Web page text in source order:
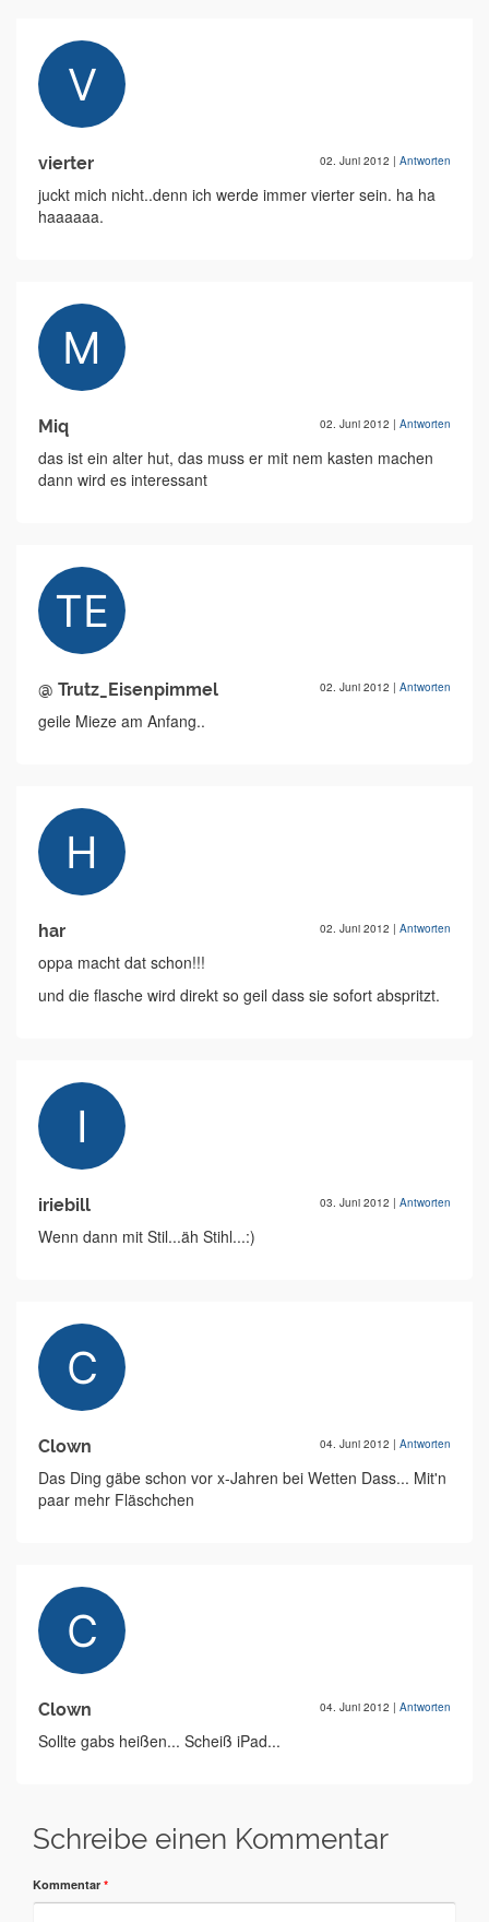
vierter 02. Juni 2012 | Antworten
juckt mich nicht..denn ich werde immer vierter sein. ha ha
haaaaaa.
Miq 02. Juni 2012 | Antworten
das ist ein alter hut, das muss er mit nem kasten machen
dann wird es interessant
@ Trutz_Eisenpimmel 02. Juni 2012 | Antworten
geile Mieze am Anfang..
har 02. Juni 2012 | Antworten
oppa macht dat schon!!!
und die flasche wird direkt so geil dass sie sofort abspritzt.
iriebill 03. Juni 2012 | Antworten
Wenn dann mit Stil...äh Stihl...:)
Clown 04. Juni 2012 | Antworten
Das Ding gäbe schon vor x-Jahren bei Wetten Dass... Mit'n
paar mehr Fläschchen
Clown 04. Juni 2012 | Antworten
Sollte gabs heißen... Scheiß iPad...
Schreibe einen Kommentar
Kommentar *